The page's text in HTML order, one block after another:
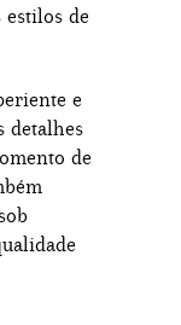
estilos de
e
detalhes
de